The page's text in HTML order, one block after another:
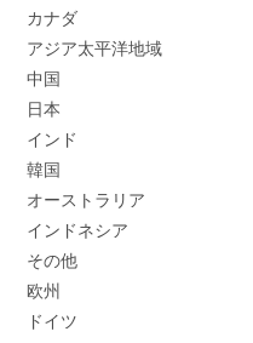
カナダ
アジア太平洋地域
中国
日本
インド
韓国
オーストラリア
インドネシア
その他
欧州
ドイツ